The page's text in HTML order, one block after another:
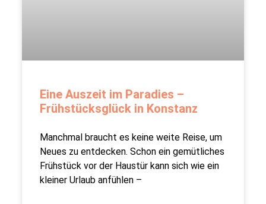
Eine Auszeit im Paradies –
Frühstücksglück in Konstanz
Manchmal braucht es keine weite Reise, um
Neues zu entdecken. Schon ein gemütliches
Frühstück vor der Haustür kann sich wie ein
kleiner Urlaub anfühlen –